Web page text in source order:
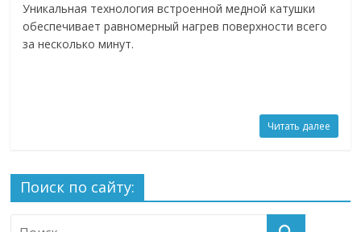
Уникальная технология встроенной медной катушки
обеспечивает равномерный нагрев поверхности всего
за несколько минут.
Читать далее
Поиск по сайту: